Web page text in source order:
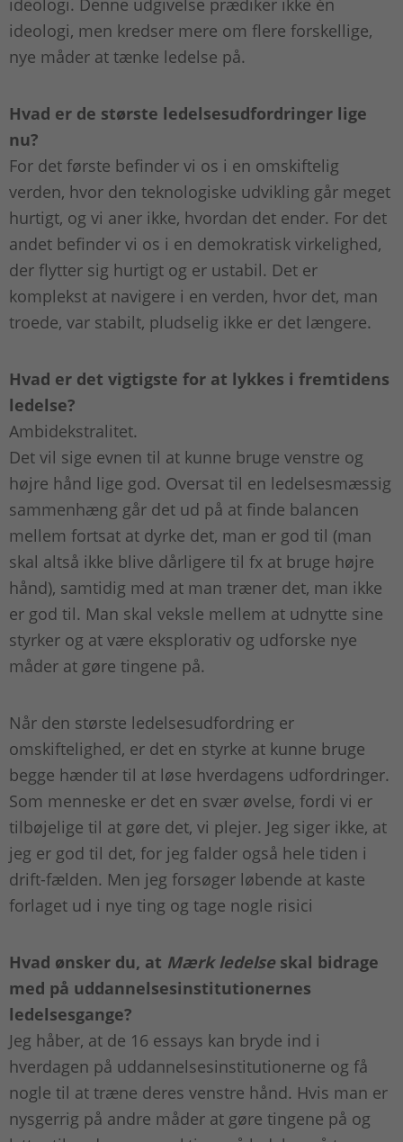
ideologi, men kredser mere om flere forskellige,
nye måder at tænke ledelse på.
Hvad er de største ledelsesudfordringer lige
nu?
For det første befinder vi os i en omskiftelig
verden, hvor den teknologiske udvikling går meget
hurtigt, og vi aner ikke, hvordan det ender. For det
andet befinder vi os i en demokratisk virkelighed,
der flytter sig hurtigt og er ustabil. Det er
komplekst at navigere i en verden, hvor det, man
troede, var stabilt, pludselig ikke er det længere.
Hvad er det vigtigste for at lykkes i fremtidens
ledelse?
Ambidekstralitet.
Det vil sige evnen til at kunne bruge venstre og
højre hånd lige god. Oversat til en ledelsesmæssig
sammenhæng går det ud på at finde balancen
mellem fortsat at dyrke det, man er god til (man
skal altså ikke blive dårligere til fx at bruge højre
hånd), samtidig med at man træner det, man ikke
er god til. Man skal veksle mellem at udnytte sine
styrker og at være eksplorativ og udforske nye
måder at gøre tingene på.
Når den største ledelsesudfordring er
omskiftelighed, er det en styrke at kunne bruge
begge hænder til at løse hverdagens udfordringer.
Som menneske er det en svær øvelse, fordi vi er
tilbøjelige til at gøre det, vi plejer. Jeg siger ikke, at
jeg er god til det, for jeg falder også hele tiden i
drift-fælden. Men jeg forsøger løbende at kaste
forlaget ud i nye ting og tage nogle risici
Hvad ønsker du, at Mærk ledelseskal bidrage
med på uddannelsesinstitutionernes
ledelsesgange?
Jeg håber, at de 16 essays kan bryde ind i
hverdagen på uddannelsesinstitutionerne og få
nogle til at træne deres venstre hånd. Hvis man er
nysgerrig på andre måder at gøre tingene på og